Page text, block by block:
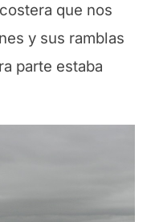
que nos
y sus ramblas
parte estaba